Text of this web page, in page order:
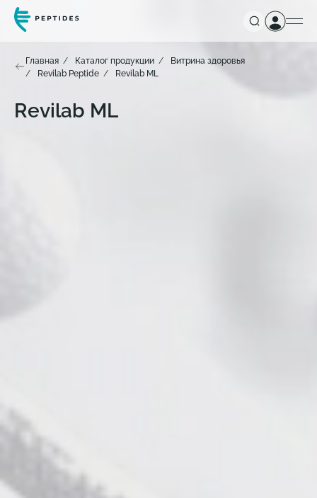
Главная Каталог продукции
Витрина здоровья
Revilab Peptide
Revilab ML
Revilab ML